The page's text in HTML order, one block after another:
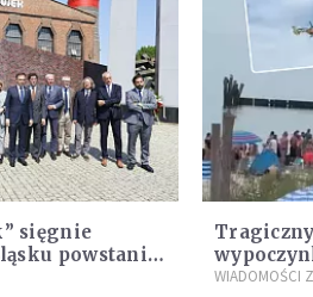
sięgnie
powstanie
zarzuty
WIADOMOŚCI